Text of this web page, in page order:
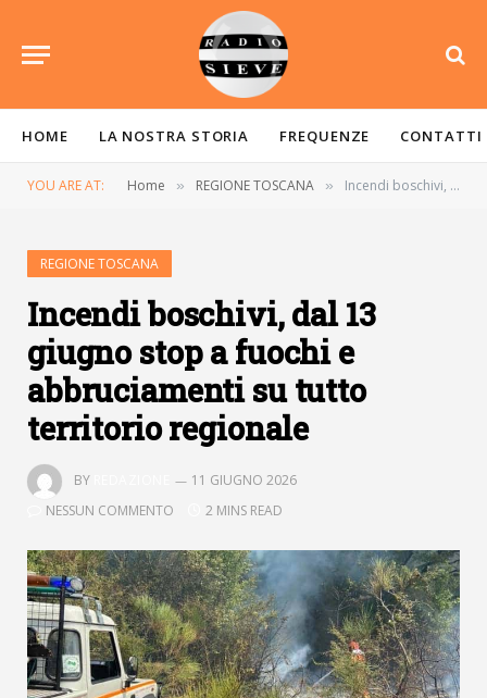
HOME LA NOSTRA STORIA FREQUENZE CONTATTI
YOU ARE AT: Home » REGIONE TOSCANA » Incendi boschivi, dal 13 giugno stop a fuochi e abbruciamenti su tutto territorio regionale
REGIONE TOSCANA
Incendi boschivi, dal 13
giugno stop a fuochi e
abbruciamenti su tutto
territorio regionale
BY
11 GIUGNO 2026
NESSUN COMMENTO
2 MINS READ